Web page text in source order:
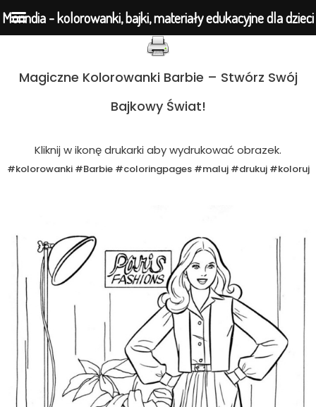
Przejdź
Magiczne Kolorowanki Barbie – Stwórz Swój
Bajkowy Świat!
Kliknij w ikonę drukarki aby wydrukować obrazek.
#kolorowanki #Barbie #coloringpages #maluj #drukuj #koloruj
Morindia - kolorowanki, bajki, materiały edukacyjne dla dzieci